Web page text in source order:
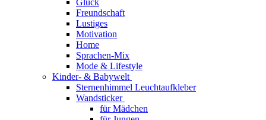
Glück
Freundschaft
Lustiges
Motivation
Home
Sprachen-Mix
Mode & Lifestyle
Kinder- & Babywelt
Sternenhimmel Leuchtaufkleber
Wandsticker
für Mädchen